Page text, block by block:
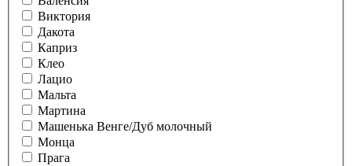
Виктория
Дакота
Каприз
Клео
Лацио
Мальта
Мартина
Машенька Венге/Дуб молочный
Монца
Прага